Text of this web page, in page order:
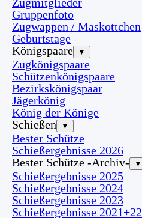
Gruppenfoto
Zugwappen / Maskottchen
Geburtstage
Königspaare
▼
Zugkönigspaare
Schützenkönigspaare
Bezirkskönigspaar
Jägerkönig
König der Könige
Schießen
▼
Bester Schütze
Schießergebnisse 2026
Bester Schütze -Archiv-
▼
Schießergebnisse 2025
Schießergebnisse 2024
Schießergebnisse 2023
Schießergebnisse 2021+22